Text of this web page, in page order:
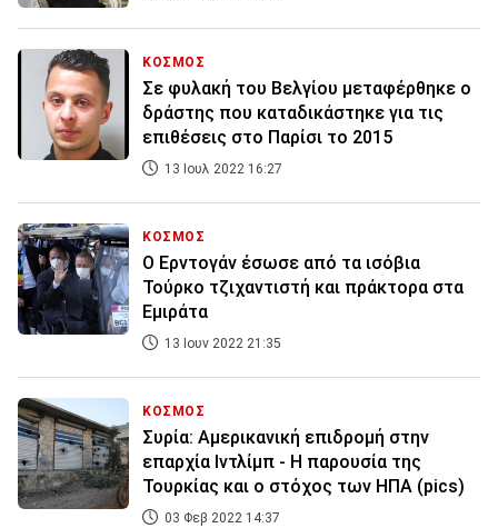
ΚΟΣΜΟΣ
Σε φυλακή του Βελγίου μεταφέρθηκε ο
δράστης που καταδικάστηκε για τις
επιθέσεις στο Παρίσι το 2015
13 Ιουλ 2022 16:27
ΚΟΣΜΟΣ
Ο Ερντογάν έσωσε από τα ισόβια
Τούρκο τζιχαντιστή και πράκτορα στα
Εμιράτα
13 Ιουν 2022 21:35
ΚΟΣΜΟΣ
Συρία: Αμερικανική επιδρομή στην
επαρχία Ιντλίμπ - Η παρουσία της
Τουρκίας και ο στόχος των ΗΠΑ (pics)
03 Φεβ 2022 14:37